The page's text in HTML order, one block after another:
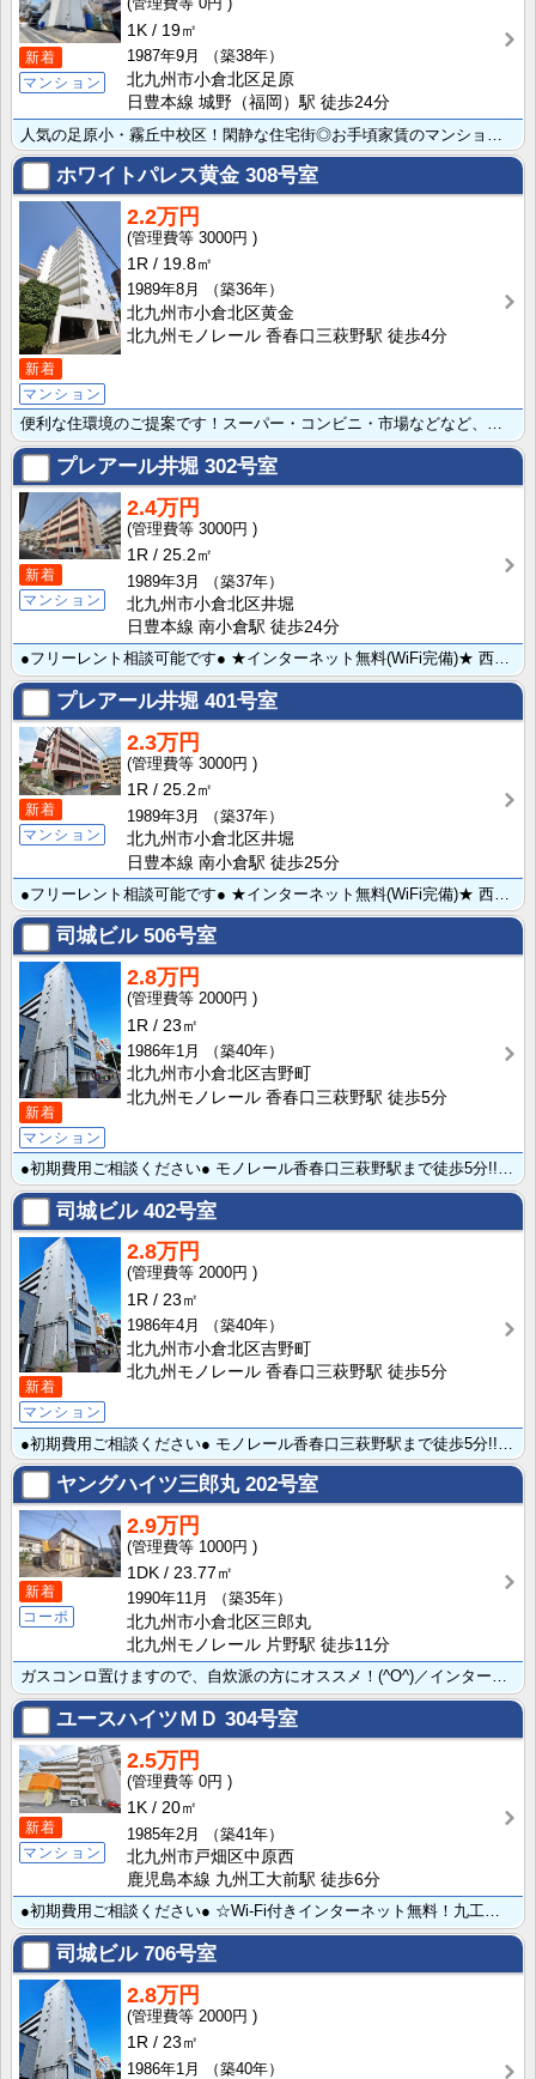
新着
マンション
1K
19㎡
1987年9月
（築38年）
北九州市小倉北区足原
日豊本線 城野（福岡）駅 徒歩24分
ホワイトパレス黄金 308号室
新着
マンション
2.2万円
3000円
1R
19.8㎡
1989年8月
（築36年）
北九州市小倉北区黄金
北九州モノレール 香春口三萩野駅 徒歩4分
便利な住環境のご提案です！スーパー・コンビニ・市場などなど、買物に便利なエリアでもあり、モノレール香･･･
プレアール井堀 302号室
新着
マンション
2.4万円
3000円
1R
25.2㎡
1989年3月
（築37年）
北九州市小倉北区井堀
日豊本線 南小倉駅 徒歩24分
●フリーレント相談可能です● ★インターネット無料(WiFi完備)★ 西南女学院大学・短期大学生or･･･
プレアール井堀 401号室
新着
マンション
2.3万円
3000円
1R
25.2㎡
1989年3月
（築37年）
北九州市小倉北区井堀
日豊本線 南小倉駅 徒歩25分
司城ビル506号室
新着
マンション
2.8万円
2000円
1R
23㎡
1986年1月
（築40年）
北九州市小倉北区吉野町
北九州モノレール 香春口三萩野駅 徒歩5分
司城ビル402号室
新着
マンション
2.8万円
2000円
1R
23㎡
1986年4月
（築40年）
北九州市小倉北区吉野町
北九州モノレール 香春口三萩野駅 徒歩5分
ヤングハイツ三郎丸202号室
新着
コーポ
2.9万円
1000円
1DK
23.77㎡
1990年11月
（築35年）
北九州市小倉北区三郎丸
北九州モノレール 片野駅 徒歩11分
ガスコンロ置けますので、自炊派の方にオススメ！(^O^)／インターネット無料！！☆<ガスコンロ設置可･･･
ユースハイツＭＤ 304号室
新着
マンション
2.5万円
0円
1K
20㎡
1985年2月
（築41年）
北九州市戸畑区中原西
鹿児島本線 九州工大前駅 徒歩6分
●初期費用ご相談ください● ☆Wi-Fi付きインターネット無料！九工大まで徒歩約5分！！☆ コンビニ･･･
司城ビル706号室
2.8万円
2000円
1R
23㎡
1986年1月
（築40年）